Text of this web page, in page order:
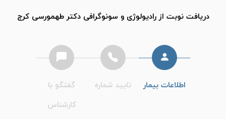
دریافت نوبت ازرادیولوژی و سونوگرافی دکتر طهمورسی کرج
اطلاعات بیمار تایید شماره
گفتگو با
کارشناس